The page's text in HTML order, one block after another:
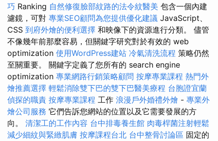
巧 Ranking 自然修復臉部紋路的法令紋醫美 包含一個內建
濾鏡，可對 專業SEO顧問為您提供優化建議 JavaScript、
CSS 到府外燴的便利選擇 和映像下的資源進行分類。 儘管
不像幾年前那麼容易，但關鍵字研究對於有效的 web
optimization 使用WordPress建站 冷氣清洗流程 策略仍然
至關重要。 關鍵字定義了您所有的 search engine
optimization 專業網路行銷策略顧問 按摩專業課程 熱門外
燴推薦選擇 輕鬆消除雙下巴的雙下巴醫美療程 台胞證宜蘭
偵探的職責 按摩專業課程 工作 浪漫戶外婚禮外燴 - 專業外
燴公司服務 它們告訴您網站的位置以及它需要發展的方
向。 清潔工的工作內容 台中排毒養生館 肉毒桿菌注射輕鬆
減少細紋與緊緻肌膚 按摩課程台北 台中整骨討論區 固定的